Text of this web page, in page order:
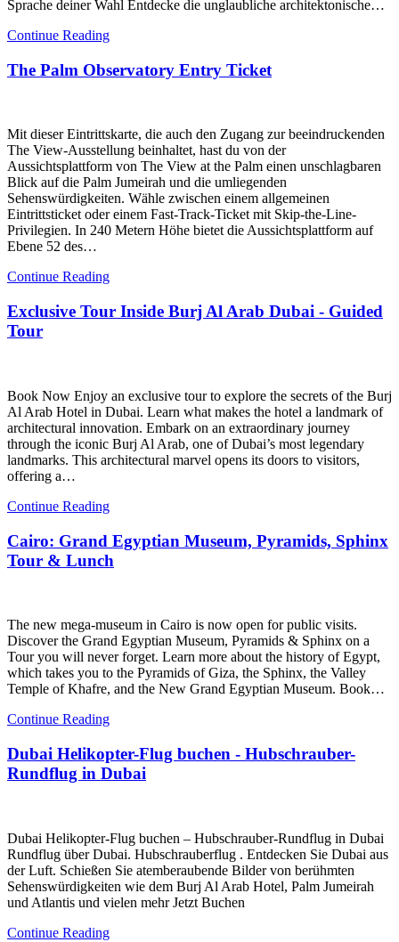
Sprache deiner Wahl Entdecke die unglaubliche architektonische…
Continue Reading
The Palm Observatory Entry Ticket
Mit dieser Eintrittskarte, die auch den Zugang zur beeindruckenden
The View-Ausstellung beinhaltet, hast du von der
Aussichtsplattform von The View at the Palm einen unschlagbaren
Blick auf die Palm Jumeirah und die umliegenden
Sehenswürdigkeiten. Wähle zwischen einem allgemeinen
Eintrittsticket oder einem Fast-Track-Ticket mit Skip-the-Line-
Privilegien. In 240 Metern Höhe bietet die Aussichtsplattform auf
Ebene 52 des…
Continue Reading
Exclusive Tour Inside Burj Al Arab Dubai - Guided
Tour
Book Now Enjoy an exclusive tour to explore the secrets of the Burj
Al Arab Hotel in Dubai. Learn what makes the hotel a landmark of
architectural innovation. Embark on an extraordinary journey
through the iconic Burj Al Arab, one of Dubai’s most legendary
landmarks. This architectural marvel opens its doors to visitors,
offering a…
Continue Reading
Cairo: Grand Egyptian Museum, Pyramids, Sphinx
Tour & Lunch
The new mega-museum in Cairo is now open for public visits.
Discover the Grand Egyptian Museum, Pyramids & Sphinx on a
Tour you will never forget. Learn more about the history of Egypt,
which takes you to the Pyramids of Giza, the Sphinx, the Valley
Temple of Khafre, and the New Grand Egyptian Museum. Book…
Continue Reading
Dubai Helikopter-Flug buchen - Hubschrauber-
Rundflug in Dubai
Dubai Helikopter-Flug buchen – Hubschrauber-Rundflug in Dubai
Rundflug über Dubai. Hubschrauberflug . Entdecken Sie Dubai aus
der Luft. Schießen Sie atemberaubende Bilder von berühmten
Sehenswürdigkeiten wie dem Burj Al Arab Hotel, Palm Jumeirah
und Atlantis und vielen mehr Jetzt Buchen
Continue Reading